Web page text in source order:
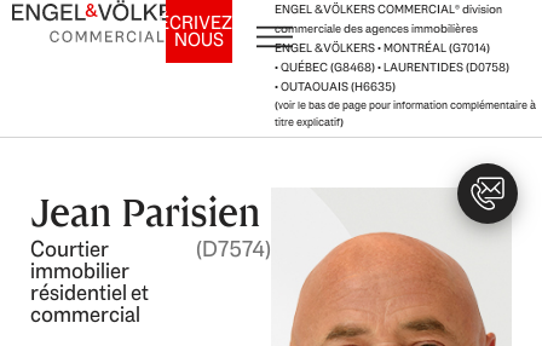
Aller
ENGEL & VÖLKERS COMMERCIAL®division
commerciale des agences immobilières
ENGEL & VÖLKERS • MONTRÉAL (G7014)
• QUÉBEC (G8468) • LAURENTIDES (D0758)
• OUTAOUAIS (H6635)
(voir le bas de page pour information complémentaire à
titre explicatif)
ÉCRIVEZ-
NOUS
Jean Parisien
Courtier
immobilier
résidentiel et
commercial
(D7574)